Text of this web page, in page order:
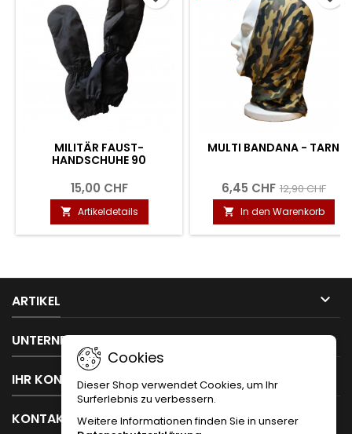
MILITÄR FAUST-
HANDSCHUHE 90
15,00 CHF
 Artikeldetails
MULTI BANDANA - TARN
6,45 CHF 12,90 CHF
 In den Warenkorb
ARTIKEL 
UNTERNEHMEN 
IHR KONTO
KONTAKT
Cookies
Dieser Shop verwendet Cookies, um Ihr
Surferlebnis zu verbessern.
Weitere Informationen finden Sie in unserer